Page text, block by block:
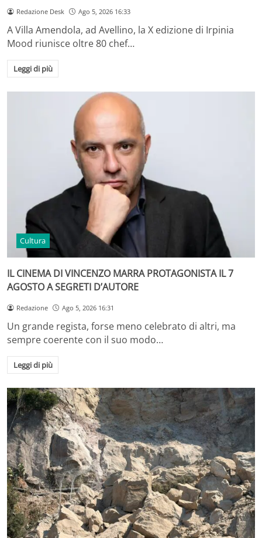
Redazione Desk Ago 5, 2026 16:33
A Villa Amendola, ad Avellino, la X edizione di Irpinia
Mood riunisce oltre 80 chef…
Leggi di più
Cultura
IL CINEMA DI VINCENZO MARRA PROTAGONISTA IL 7
AGOSTO A SEGRETI D’AUTORE
Redazione Ago 5, 2026 16:31
Un grande regista, forse meno celebrato di altri, ma
sempre coerente con il suo modo…
Leggi di più